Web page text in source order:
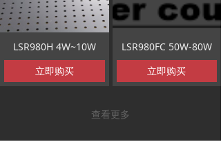
LSR980H 4W~10W
立即购买
LSR980FC 50W-80W
立即购买
查看更多